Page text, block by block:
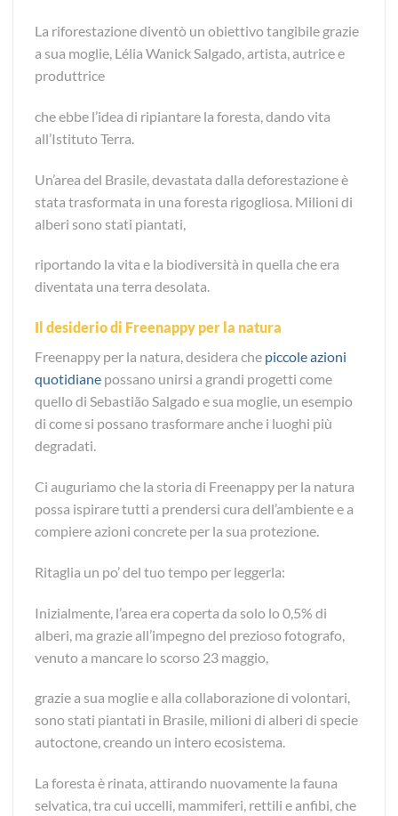
La riforestazione diventò un obiettivo tangibile grazie
a sua moglie, Lélia Wanick Salgado, artista, autrice e
produttrice
che ebbe l’idea di ripiantare la foresta, dando vita
all’Istituto Terra.
Un’area del Brasile, devastata dalla deforestazione è
stata trasformata in una foresta rigogliosa. Milioni di
alberi sono stati piantati,
riportando la vita e la biodiversità in quella che era
diventata una terra desolata.
Il desiderio di Freenappy per la natura
Freenappy per la natura, desidera che piccole azioni
quotidiane possano unirsi a grandi progetti come
quello di Sebastião Salgado e sua moglie, un esempio
di come si possano trasformare anche i luoghi più
degradati.
Ci auguriamo che la storia di Freenappy per la natura
possa ispirare tutti a prendersi cura dell’ambiente e a
compiere azioni concrete per la sua protezione.
Ritaglia un po’ del tuo tempo per leggerla:
Inizialmente, l’area era coperta da solo lo 0,5% di
alberi, ma grazie all’impegno del prezioso fotografo,
venuto a mancare lo scorso 23 maggio,
grazie a sua moglie e alla collaborazione di volontari,
sono stati piantati in Brasile, milioni di alberi di specie
autoctone, creando un intero ecosistema.
La foresta è rinata, attirando nuovamente la fauna
selvatica, tra cui uccelli, mammiferi, rettili e anfibi, che